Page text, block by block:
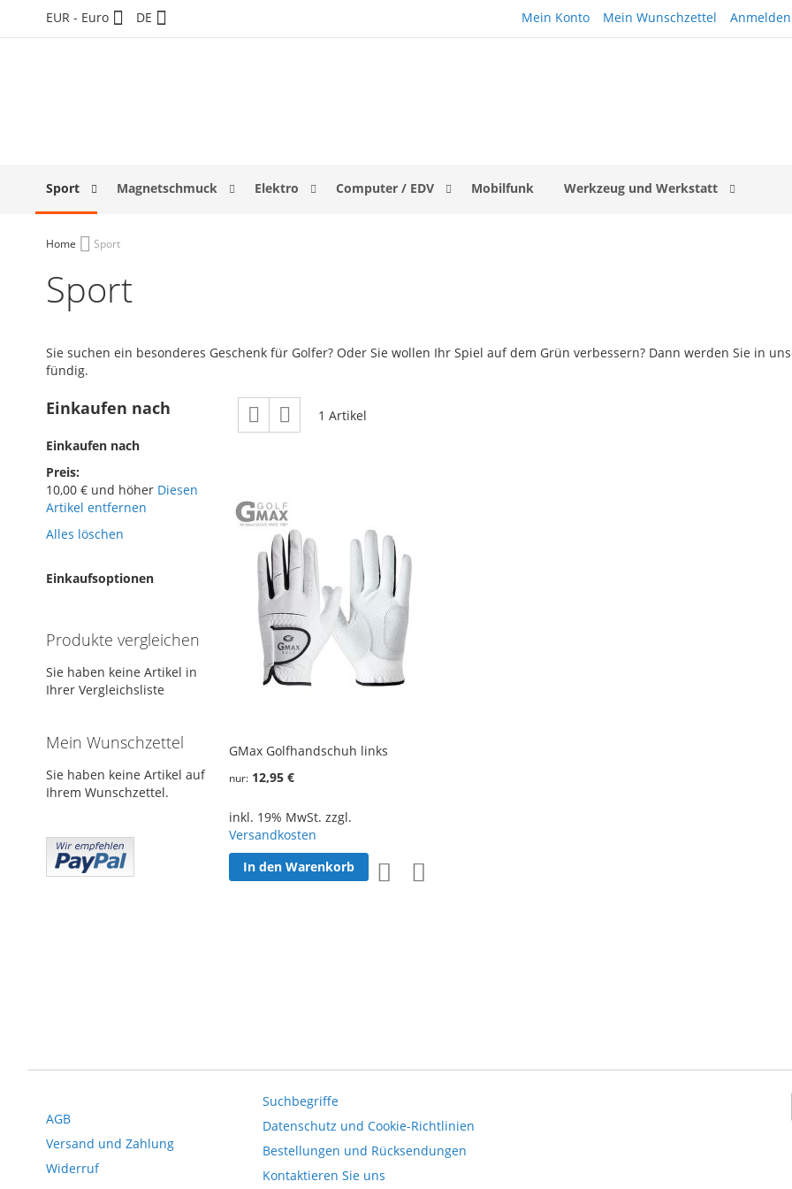
Mein Konto Mein Wunschzettel Anmelden
Direkt
Währung
EUR - Euro Sprache
DE
Sport Magnetschmuck Elektro Computer / EDV Mobilfunk Werkzeug und Werkstatt
Home Sport
Sport
Sie suchen ein besonderes Geschenk für Golfer? Oder Sie wollen Ihr Spiel auf dem Grün verbessern? Dann werden Sie in
fündig.
Ansicht
als
Raster 1 Artikel
GMax Golfhandschuh links
nur 12,95 €
inkl. 19% MwSt. zzgl.
Versandkosten
In den Warenkorb
Einkaufen nach
Einkaufen nach
Preis
10,00 € und höher Diesen
Artikel entfernen
Alles löschen
Einkaufsoptionen
Produkte vergleichen
Sie haben keine Artikel in
Ihrer Vergleichsliste
Mein Wunschzettel
Sie haben keine Artikel auf
Ihrem Wunschzettel.
AGB
Versand und Zahlung
Widerruf
Suchbegriffe
Datenschutz und Cookie-Richtlinien
Bestellungen und Rücksendungen
Kontaktieren Sie uns